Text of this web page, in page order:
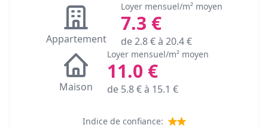
Appartement
Loyer mensuel/m² moyen
7.3 €
de2.8€ à 20.4€
Maison
Loyer mensuel/m² moyen
11.0 €
de 5.8€ à 15.1 €
Indice de confiance: